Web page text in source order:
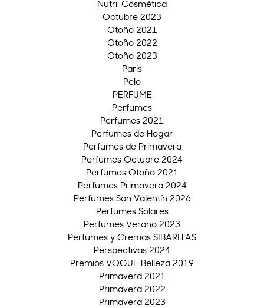
Nutri-Cosmética
Octubre 2023
Otoño 2021
Otoño 2022
Otoño 2023
Paris
Pelo
PERFUME
Perfumes
Perfumes 2021
Perfumes de Hogar
Perfumes de Primavera
Perfumes Octubre 2024
Perfumes Otoño 2021
Perfumes Primavera 2024
Perfumes San Valentín 2026
Perfumes Solares
Perfumes Verano 2023
Perfumes y Cremas SIBARITAS
Perspectivas 2024
Premios VOGUE Belleza 2019
Primavera 2021
Primavera 2022
Primavera 2023